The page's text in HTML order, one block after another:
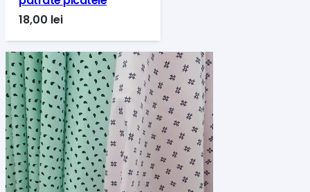
18,00 lei